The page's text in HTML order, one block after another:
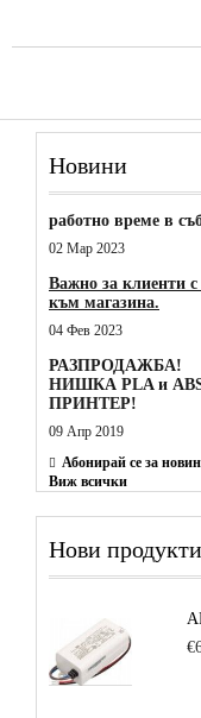
Новини
работно време в
02 Мар 2023
Важно за клиенти
към магазина.
04 Фев 2023
РАЗПРОДАЖБА!
НИШКА PLA и
ПРИНТЕР!
09 Апр 2019
Абонирай се за
Виж всички
Нови продукти